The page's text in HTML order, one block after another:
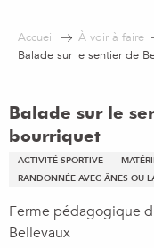
contenu
Accueil À voir à faire
Balade sur le sentier de
Balade sur le
bourriquet
ACTIVITÉ SPORTIVE
RANDONNÉE AVEC ÂNES OU
Ferme pédagogique
Bellevaux